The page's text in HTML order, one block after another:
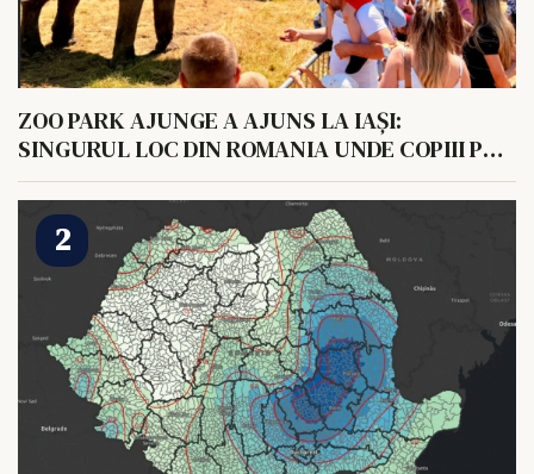
ZOO PARK AJUNGE A AJUNS LA IAȘI:
SINGURUL LOC DIN ROMANIA UNDE COPIII POT
HRANI UN ELEFANT